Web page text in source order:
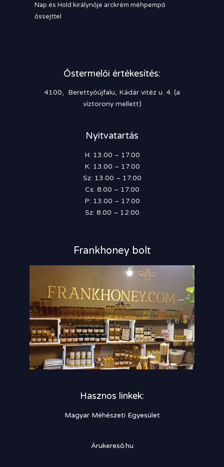
Nap és Hold királynője arckrém méhpempő
őssejttel
Őstermelői értékesítés:
4100, Berettyóújfalu, Kádár vitéz u. 4. (a
víztorony mellett)
Nyitvatartás
H: 13.00 – 17.00
K: 13.00 – 17.00
Sz: 13.00 – 17.00
Cs: 8.00 – 17.00
P: 13.00 – 17.00
Sz: 8.00 – 12.00
Frankhoney bolt
Hasznos linkek:
Magyar Méhészeti Egyesület
Árukereső.hu